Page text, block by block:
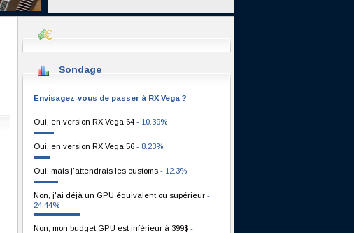
Sondage
Envisagez-vous de passer à RX Vega ?
Oui, en version RX Vega 64 - 10.39%
Oui, en version RX Vega 56 - 8.23%
Oui, mais j'attendrais les customs - 12.3%
Non, j'ai déjà un GPU équivalent ou supérieur -
24.44%
Non, mon budget GPU est inférieur à 399$ -